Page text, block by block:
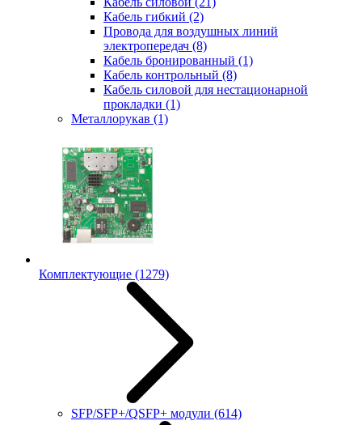
Кабель гибкий (2)
Провода для воздушных линий
электропередач (8)
Кабель бронированный (1)
Кабель контрольный (8)
Кабель силовой для нестационарной
прокладки (1)
Металлорукав (1)
Комплектующие (1279)
SFP/SFP+/QSFP+ модули (614)